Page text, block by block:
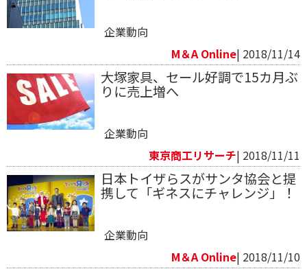
企業動向
M＆A Online| 2018/11/14
大塚家具、セール好調で15カ月ぶ
りに売上増へ
企業動向
東京商工リサーチ| 2018/11/11
日本トイザらスがサンタ協会と提
携して「ギネスにチャレンジ」！
企業動向
M＆A Online| 2018/11/10